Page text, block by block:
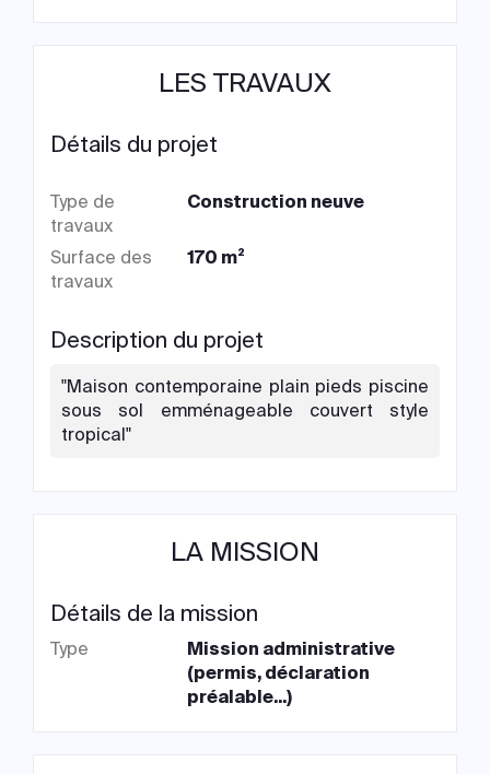
LES TRAVAUX
Détails du projet
Type de
travaux
Construction neuve
Surface des
travaux
170 m²
Description du projet
"Maison contemporaine plain pieds piscine
sous sol emménageable couvert style
tropical"
LA MISSION
Détails de la mission
Type
Mission administrative
(permis, déclaration
préalable...)